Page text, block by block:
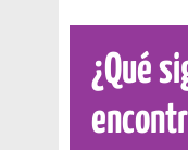
¿Qué